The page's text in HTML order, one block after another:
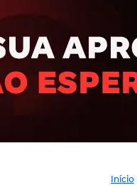
Início